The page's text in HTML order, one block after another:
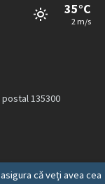
35°C
2 m/s
135300
că veți avea cea